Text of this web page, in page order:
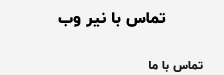
تماس با نیر وب
تماس با ما